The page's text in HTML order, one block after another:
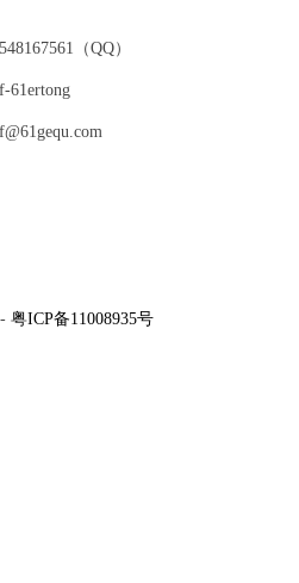
（QQ）
61ertong
粤ICP备11008935号